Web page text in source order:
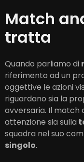
Match
tratta
Quando parliamo di
riferimento ad un
oggettive le azioni
riguardano sia la
avversaria. Il match
attenzione sia sulla
squadra nel suo
singolo.